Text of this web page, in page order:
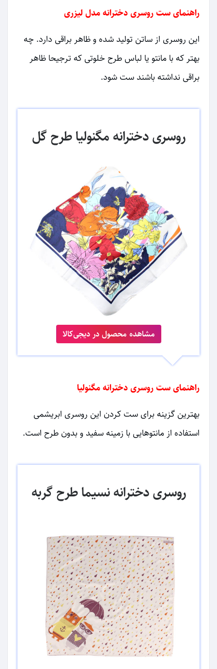
روسری دخترانه مگنولیا طرح گل
مشاهده محصول در دیجی‌کالا
راهنمای ست روسری دخترانه مگنولیا
بهترین گزینه برای ست کردن این روسری ابریشمی
استفاده از مانتوهایی با زمینه سفید و بدون طرح است.
راهنمای ست روسری دخترانه مدل لیزری
این روسری از ساتن تولید شده و ظاهر براقی دارد. چه
بهتر که با مانتو یا لباس طرح خلوتی که ترجیحا ظاهر
براقی نداشته باشند ست شود.
روسری دخترانه نسیما طرح گربه